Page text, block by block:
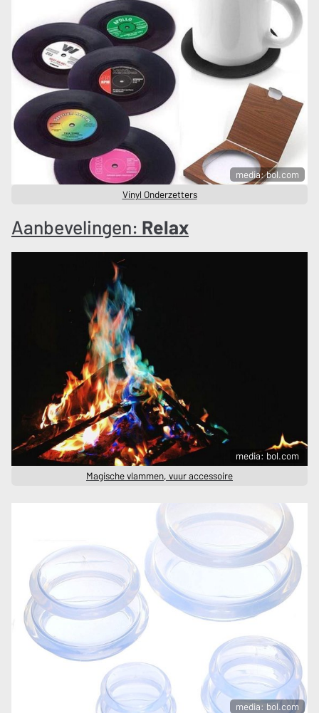
media: bol.com
Vinyl Onderzetters
Aanbevelingen: Relax
media: bol.com
Magische vlammen, vuur accessoire
media: bol.com